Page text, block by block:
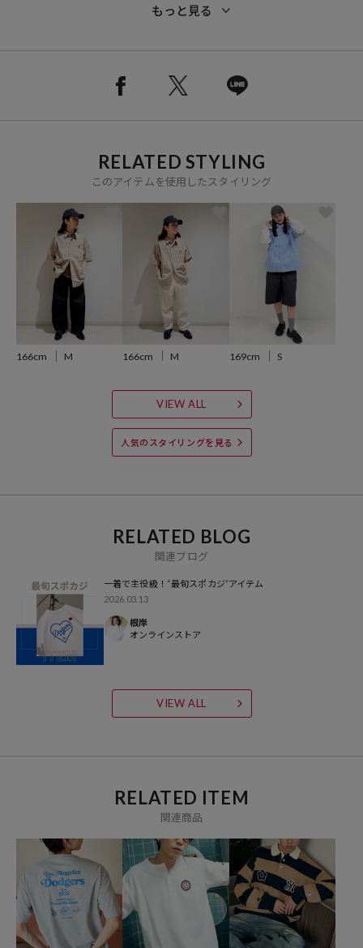
場まで快適に着用可能。
枚着としても様になります。
ョンを選ばない汎用性の高い1着。
◆おすすめコーディネート
シャツの清潔感を活かし、ワイドデニムやチノパンと合わせた王道ス
トリートスタイルがおすすめ。
インナーにTシャツを合わせた羽織りスタイルはもちろん、ボタンを
閉めてカッチリ着こなしても今っぽい雰囲気になります。
女性の方は、オーバーサイズを活かして前ボタンを開け、キャミソー
ルの上からラフに羽織ったり、フェミニンなミニスカートや落ち感の
あるボトムスと合わせたメリハリのあるスタイリングも可愛い一着。
※こちらの商品は、弊社管理上のカラーを表記しております為、タグ
のカラー表記と異なる記載となっております。
【サイト表記：タグ表記(メーカーカラー)】
サックスブルー：サックスストライプNY
※商品の色味は、商品詳細画像をご確認ください。
※掲載画像の商品の色味は、屋外や屋内の光の照射や角度により実物
異なる場合もございますので、予めご了承ください。
▼自分でもシェアでも楽しめる、ユニセックスアイテムはこちら：
参考価格
7,997
円（2026年3月5日時点）
※「参考価格」とは、Daytona Parkにおける対象商品の通常販売（先
行予約・先行割引は含まれません）開始時点の価格です。
もっと見る
RELATED STYLING
このアイテムを使用したスタイリング
166cm M 166cm M 169cm S
VIEW ALL
人気のスタイリングを見る
RELATED BLOG
関連ブログ
一着で主役級！“最旬スポカジ”アイテム
2026.03.13
根岸
オンラインストア
VIEW ALL
RELATED ITEM
関連商品